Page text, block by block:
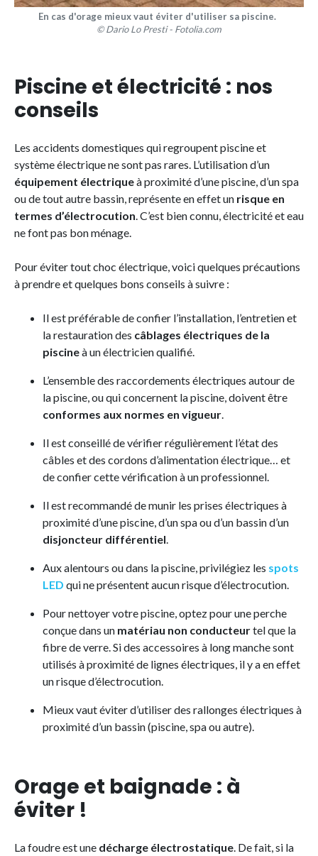
En cas d'orage mieux vaut éviter d'utiliser sa piscine.
© Dario Lo Presti - Fotolia.com
Piscine et électricité : nos
conseils
Les accidents domestiques qui regroupent piscine et
système électrique ne sont pas rares. L’utilisation d’un
équipement électriqueà proximité d’une piscine, d’un spa
ou de tout autre bassin, représente en effet un risque en
termes d’électrocution. C’est bien connu, électricité et eau
ne font pas bon ménage.
Pour éviter tout choc électrique, voici quelques précautions
à prendre et quelques bons conseils à suivre :
Il est préférable de confier l’installation, l’entretien et
la restauration des câblages électriques de la
piscineà un électricien qualifié.
L’ensemble des raccordements électriques autour de
la piscine, ou qui concernent la piscine, doivent être
conformes aux normes en vigueur.
Il est conseillé de vérifier régulièrement l’état des
câbles et des cordons d’alimentation électrique… et
de confier cette vérification à un professionnel.
Il est recommandé de munir les prises électriques à
proximité d’une piscine, d’un spa ou d’un bassin d’un
disjoncteur différentiel.
Aux alentours ou dans la piscine, privilégiez les spots
LED qui ne présentent aucun risque d’électrocution.
Pour nettoyer votre piscine, optez pour une perche
conçue dans un matériau non conducteurtel que la
fibre de verre. Si des accessoires à long manche sont
utilisés à proximité de lignes électriques, il y a en effet
un risque d’électrocution.
Mieux vaut éviter d’utiliser des rallonges électriques à
proximité d’un bassin (piscine, spa ou autre).
Orage et baignade : à
éviter !
La foudre est une décharge électrostatique. De fait, si la